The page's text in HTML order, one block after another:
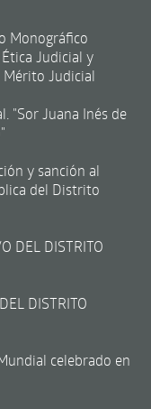
Monográfico
Judicial y
Mérito Judicial
"Sor Juana Inés de
y sanción al
del Distrito
DEL DISTRITO
DISTRITO
celebrado en